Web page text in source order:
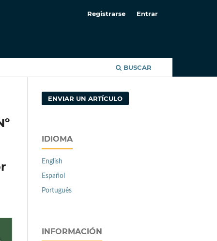
BUSCAR
Registrarse Entrar
ENVIAR UN ARTÍCULO
IDIOMA
English
Español
Português
INFORMACIÓN